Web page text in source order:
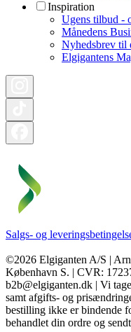
Inspiration
Ugens tilbud -
Månedens
Nyhedsbrev til
Elgigantens
Salgs- og
©2026 Elgiganten A/S |
København S. | CVR:
b2b@elgiganten.dk | Vi
samt afgifts- og
bestilling ikke er bindende
behandlet din ordre og